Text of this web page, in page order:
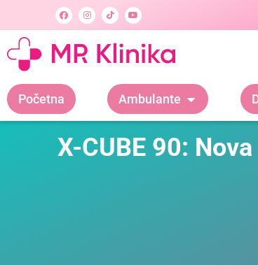
Početna Ambulante
X-CUBE 90: